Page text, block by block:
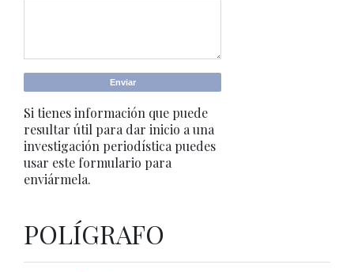
Si tienes información que puede
resultar útil para dar inicio a una
investigación periodística puedes
usar este formulario para
enviármela.
POLÍGRAFO